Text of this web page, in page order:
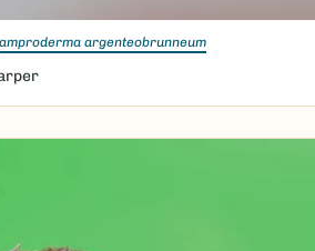
argenteobrunneum